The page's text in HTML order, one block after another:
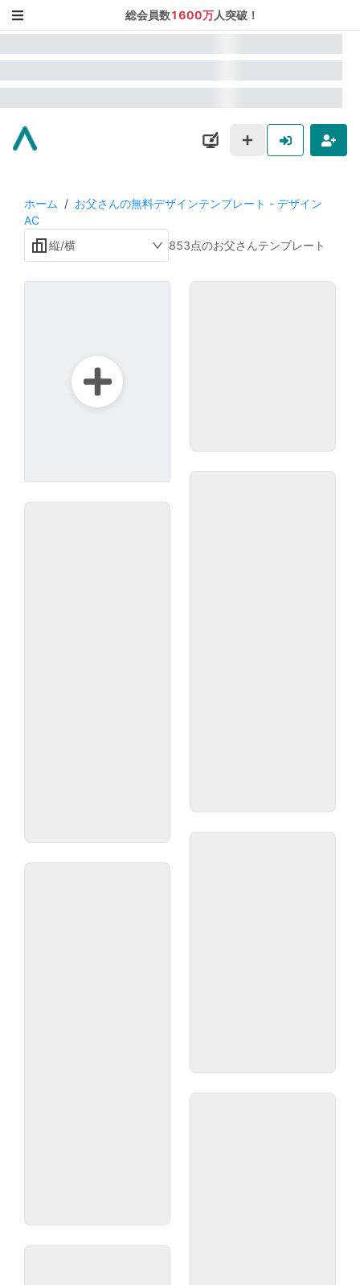
総会員数1600万人突破！
ホーム / お父さんの無料デザインテンプレート - デザイン
AC
縦/横
853点のお父さんテンプレート